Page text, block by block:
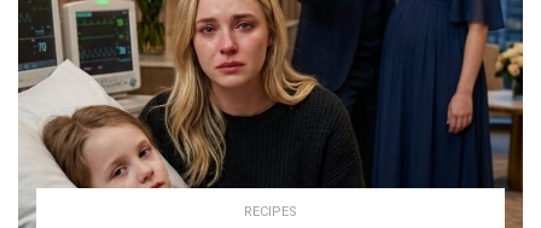
RECIPES